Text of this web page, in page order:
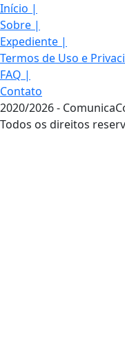
Início |
Sobre |
Expediente |
Termos de Uso e
FAQ |
Contato
2020/2026 -
Todos os direitos